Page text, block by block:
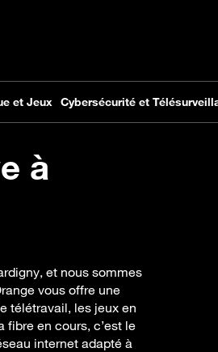
à
et nous sommes
vous offre une
télétravail, les jeux en
fibre en cours, c’est le
internet adapté à